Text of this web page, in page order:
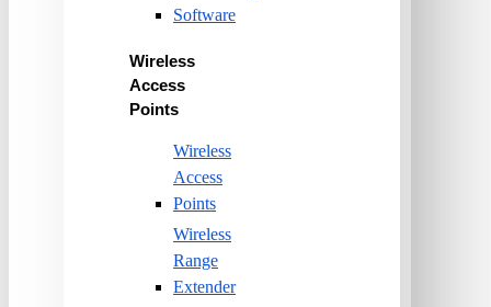
Software
Wireless
Access
Points
Wireless
Access
Points
Wireless
Range
Extender